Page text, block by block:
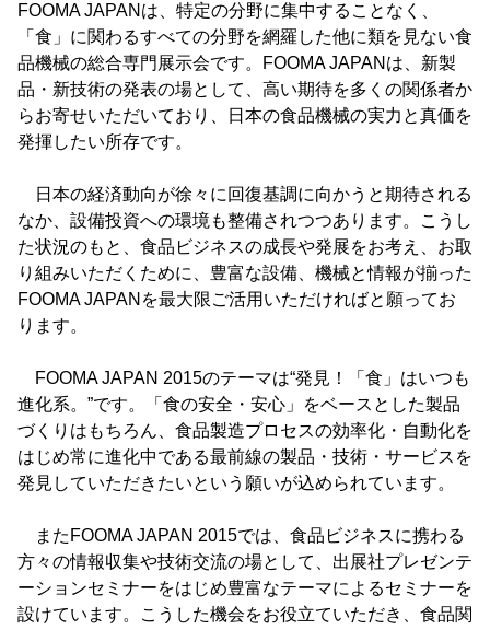
FOOMA JAPANは、特定の分野に集中することなく、
「食」に関わるすべての分野を網羅した他に類を見ない食
品機械の総合専門展示会です。FOOMA JAPANは、新製
品・新技術の発表の場として、高い期待を多くの関係者か
らお寄せいただいており、日本の食品機械の実力と真価を
発揮したい所存です。
日本の経済動向が徐々に回復基調に向かうと期待される
なか、設備投資への環境も整備されつつあります。こうし
た状況のもと、食品ビジネスの成長や発展をお考え、お取
り組みいただくために、豊富な設備、機械と情報が揃った
FOOMA JAPANを最大限ご活用いただければと願ってお
ります。
FOOMA JAPAN 2015のテーマは“発見！「食」はいつも
進化系。”です。「食の安全・安心」をベースとした製品
づくりはもちろん、食品製造プロセスの効率化・自動化を
はじめ常に進化中である最前線の製品・技術・サービスを
発見していただきたいという願いが込められています。
またFOOMA JAPAN 2015では、食品ビジネスに携わる
方々の情報収集や技術交流の場として、出展社プレゼンテ
ーションセミナーをはじめ豊富なテーマによるセミナーを
設けています。こうした機会をお役立ていただき、食品関